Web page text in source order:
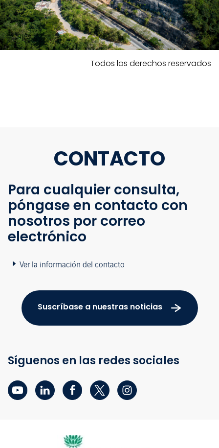
Todos los derechos reservados
CONTACTO
Para cualquier consulta,
póngase en contacto con
nosotros por correo
electrónico
Ver la información del contacto
Suscríbase a nuestras noticias
Síguenos en las redes sociales